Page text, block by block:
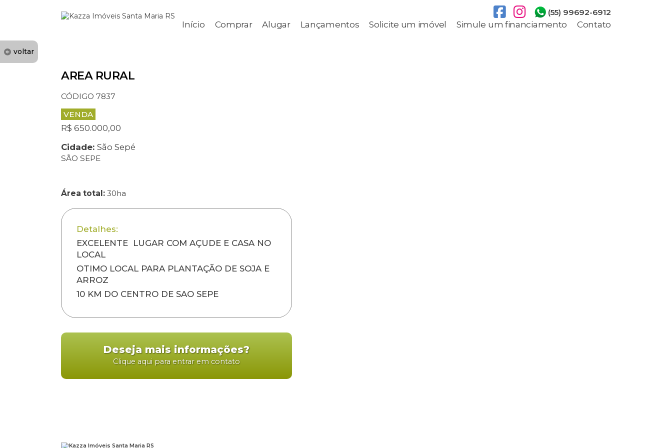
(55) 99692-6912
Início Comprar Alugar Lançamentos Solicite um imóvel Simule um financiamento Contato
voltar
AREA RURAL
CÓDIGO 7837
VENDA
R$ 650.000,00
Cidade: São Sepé
SÃO SEPE
Área total: 30ha
Detalhes:
EXCELENTE LUGAR COM AÇUDE E CASA NO
LOCAL
OTIMO LOCAL PARA PLANTAÇÃO DE SOJA E
ARROZ
10 KM DO CENTRO DE SAO SEPE
Deseja mais informações?
Clique aqui para entrar em contato